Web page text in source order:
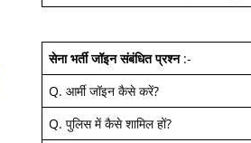
सेना भर्ती जॉइन संबंधित प्रश्न:-
Q. आर्मी जॉइन कैसे करें?
Q. पुलिस में कैसे शामिल हों?